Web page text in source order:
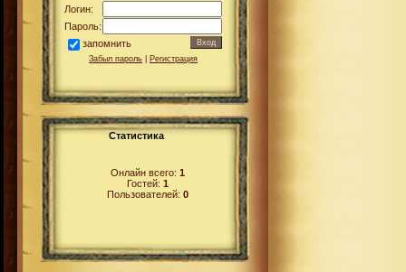
Логин:
Пароль:
запомнить
Забыл пароль Регистрация
Статистика
Онлайн всего: 1
Гостей: 1
Пользователей: 0